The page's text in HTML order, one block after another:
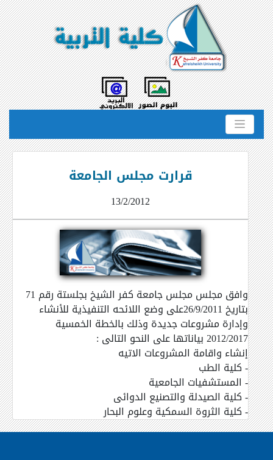
قرارت مجلس الجامعة
13/2/2012
وافق مجلس مجلس جامعة كفر الشيخ بجلستة رقم 71
بتاريخ 26/9/2011على وضع اللائحه التنفيذية للأنشاء
وإدارة مشروعات جديدة وذلك بالخطة الخمسية
2012/2017 بياناتها على النحو التالى :
إنشاء واقامة المشروعات الاتيه
- كلية الطب
- المستشفيات الجامعية
- كلية الصيدلة والتصنيع الدوائى
- كلية الثروة السمكية وعلوم البحار